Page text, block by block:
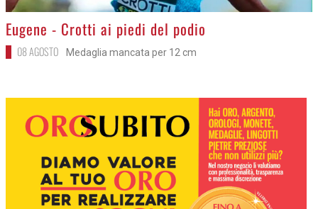
>
Eugene - Crotti ai piedi del podio
08 AGOSTO Medaglia mancata per 12 cm